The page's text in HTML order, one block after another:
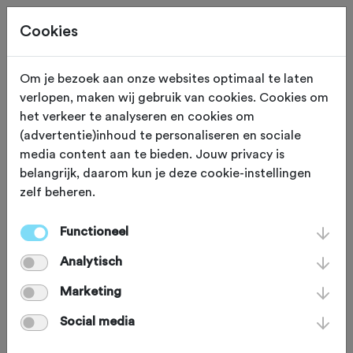
Wittem
Schulsberg
Hoe ziet jouw Limburgse droomklim
eruit? Misschien beeld je je wel een
smalle weg in die meandert door
weilanden met grazende koeien en
vervolgens de heuvel opkruipt met
Cookies
Om je bezoek aan onze websites optimaal te laten
verlopen, maken wij gebruik van cookies. Cookies om
het verkeer te analyseren en cookies om
(advertentie)inhoud te personaliseren en sociale
media content aan te bieden. Jouw privacy is
belangrijk, daarom kun je deze cookie-instellingen
zelf beheren.
Functioneel
Analytisch
Marketing
Social media